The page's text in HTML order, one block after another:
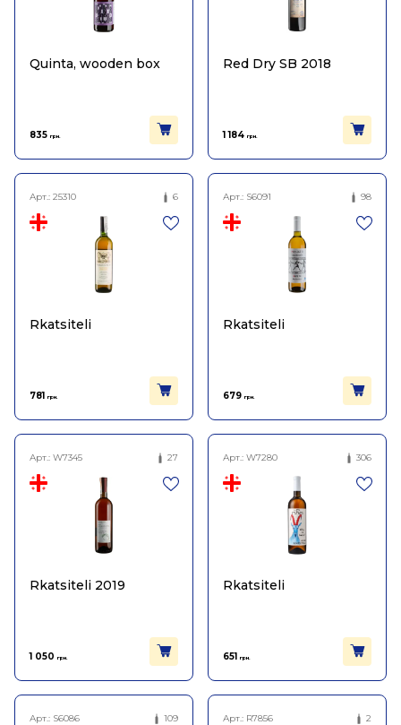
Quinta, wooden box
835 грн.
Red Dry SB 2018
1 184 грн.
Арт.: 25310 6
Rkatsiteli
781 грн.
Арт.: S6091 98
Rkatsiteli
679 грн.
Арт.: W7345 27
Rkatsiteli 2019
1 050 грн.
Арт.: W7280 306
Rkatsiteli
651 грн.
Арт.: S6086 109 Арт.: R7856 2